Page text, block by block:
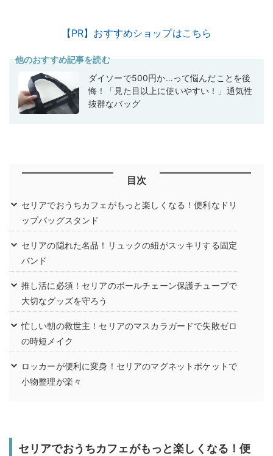
【PR】おすすめショップはこちら
他のおすすめ記事を読む
ダイソーで500円か…って悩んだことを後
悔！「見た目以上に使いやすい！」通気性
抜群なバッグ
目次
セリアでおうちカフェがもっと楽しくなる！便利なドリ
ップバッグスタンド
セリアの隠れた名品！リュックの紐がスッキリする固定
バンド
推し活に必須！セリアのボールチェーン保護チューブで
大切なグッズを守ろう
忙しい朝の救世主！セリアのマスカラガードで失敗ゼロ
の時短メイク
ロッカーが便利に変身！セリアのマグネットポケットで
小物整理が楽々
セリアでおうちカフェがもっと楽しくなる！便